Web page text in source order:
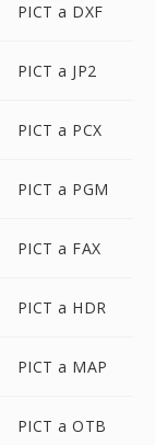
PICT a DXF
PICT a JP2
PICT a PCX
PICT a PGM
PICT a FAX
PICT a HDR
PICT a MAP
PICT a OTB